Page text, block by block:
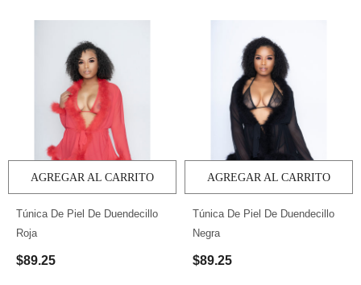
AGREGAR AL CARRITO
Túnica De Piel De Duendecillo
Roja
$89.25
AGREGAR AL CARRITO
Túnica De Piel De Duendecillo
Negra
$89.25